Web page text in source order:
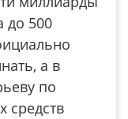
до 500
а в
по
средств